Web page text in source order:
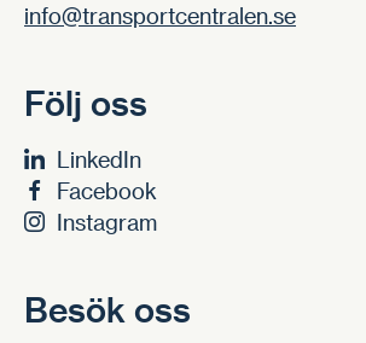
info@transportcentralen.se
Följ oss
LinkedIn
Facebook
Instagram
Besök oss